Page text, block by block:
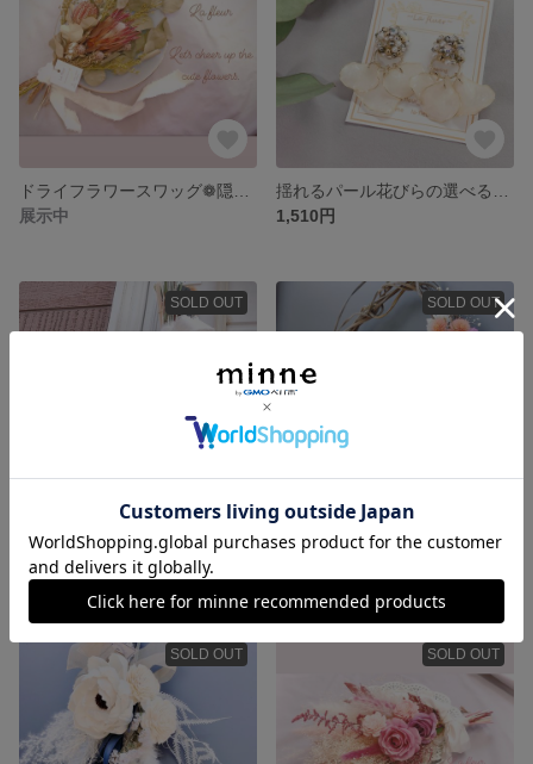
展示中
1,510円
SOLD OUT
ドライフラワースワッグ＊プロティアとバラ 赤のコントラスト
4,310円
SOLD OUT
ドライフラワーリース カラフルなお花を詰め込みました
SOLD OUT SOLD OUT